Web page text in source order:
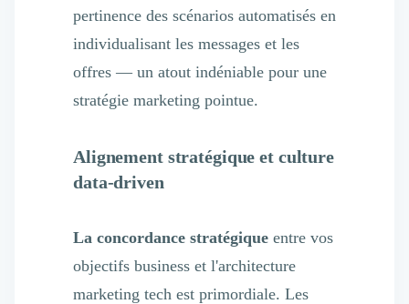
pertinence des scénarios automatisés en
individualisant les messages et les
offres — un atout indéniable pour une
stratégie marketing pointue.
Alignement stratégique et culture
data-driven
La concordance stratégique entre vos
objectifs business et l'architecture
marketing tech est primordiale. Les